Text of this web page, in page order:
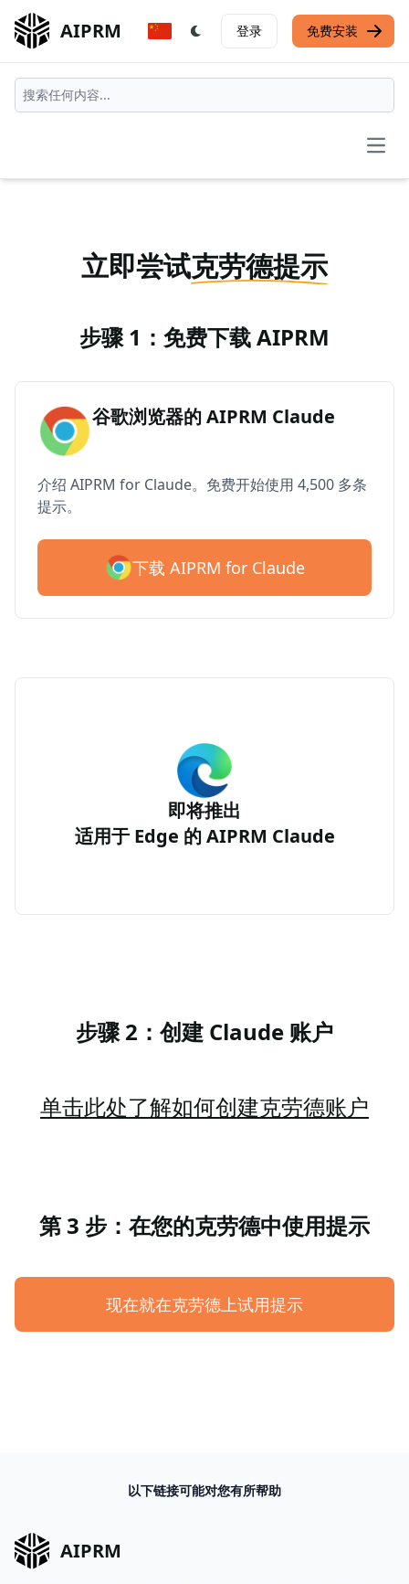
AIPRM 登录 免费安装
立即尝试克劳德提示
步骤 1：免费下载 AIPRM
谷歌浏览器的 AIPRM Claude
介绍 AIPRM for Claude。免费开始使用 4,500 多条
提示。
下载 AIPRM for Claude
即将推出
适用于 Edge 的 AIPRM Claude
步骤 2：创建 Claude 账户
单击此处了解如何创建克劳德账户
第 3 步：在您的克劳德中使用提示
现在就在克劳德上试用提示
以下链接可能对您有所帮助
AIPRM